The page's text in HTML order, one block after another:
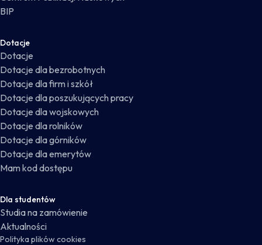
BIP
Dotacje
Dotacje
Dotacje dla bezrobotnych
Dotacje dla firm i szkół
Dotacje dla poszukujących pracy
Dotacje dla wojskowych
Dotacje dla rolników
Dotacje dla górników
Dotacje dla emerytów
Mam kod dostępu
Dla studentów
Studia na zamówienie
Aktualności
Polityka plików cookies